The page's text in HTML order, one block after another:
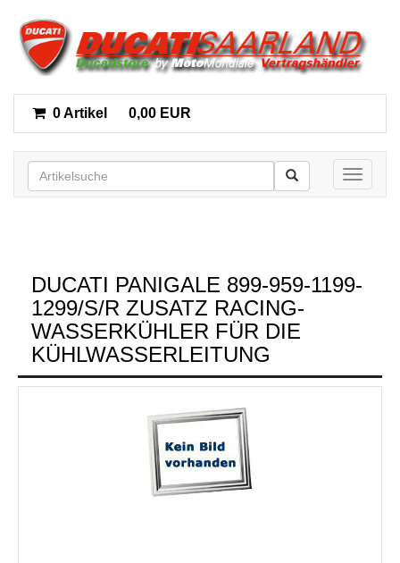
0 Artikel 0,00 EUR
Toggle
DUCATI PANIGALE 899-959-1199-
1299/S/R ZUSATZ RACING-
WASSERKÜHLER FÜR DIE
KÜHLWASSERLEITUNG